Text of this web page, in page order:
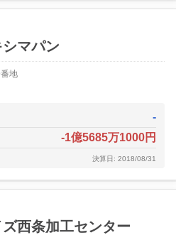
マパン
地
-
-1億5685万1000円
決算日: 2018/08/31
西条加工センター